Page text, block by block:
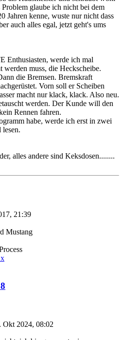
glaube ich nicht bei dem
Jahren kenne, wuste nur nicht dass
auch alles egal, jetzt geht's ums
Enthusiasten, werde ich mal
werden muss, die Heckscheibe.
die Bremsen. Bremskraft
Vorn soll er Scheiben
macht nur klack, klack. Also neu.
werden. Der Kunde will den
Rennen fahren.
habe, werde ich erst in zwei
lesen.
alles andere sind Keksdosen........
21:39
Mustang
Okt 2024, 08:02